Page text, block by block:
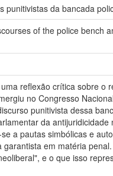
punitivistas da bancada
of the police bench
reflexão crítica sobre
no Congresso
punitivista dessa
da
a pautas simbólicas e
em matéria
e o que isso